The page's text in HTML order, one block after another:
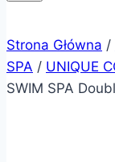
Strona Główna /
SPA / UNIQUE
SWIM SPA